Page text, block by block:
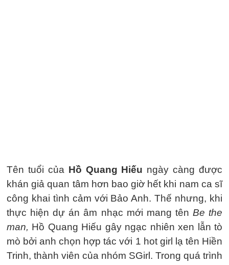
Tên tuổi của Hồ Quang Hiếu ngày càng được
khán giả quan tâm hơn bao giờ hết khi nam ca sĩ
công khai tình cảm với Bảo Anh. Thế nhưng, khi
thực hiện dự án âm nhạc mới mang tên Be the
man, Hồ Quang Hiếu gây ngạc nhiên xen lẫn tò
mò bởi anh chọn hợp tác với 1 hot girl lạ tên Hiền
Trinh, thành viên của nhóm SGirl. Trong quá trình